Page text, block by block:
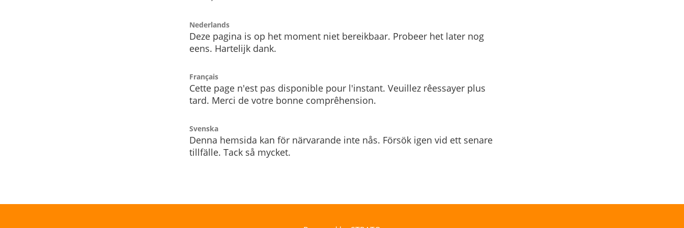
Nederlands
Deze pagina is op het moment niet bereikbaar. Probeer het later nog
eens. Hartelijk dank.
Français
Cette page n'est pas disponible pour l'instant. Veuillez rêessayer plus
tard. Merci de votre bonne comprêhension.
Svenska
Denna hemsida kan för närvarande inte nås. Försök igen vid ett senare
tillfälle. Tack så mycket.